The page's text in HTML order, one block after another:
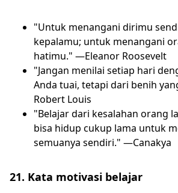
"Untuk menangani dirimu
kepalamu; untuk menangani
hatimu." —Eleanor Roosevelt
"Jangan menilai setiap hari
Anda tuai, tetapi dari benih
Robert Louis
"Belajar dari kesalahan orang
bisa hidup cukup lama untuk
semuanya sendiri." —Canakya
21. Kata motivasi belajar